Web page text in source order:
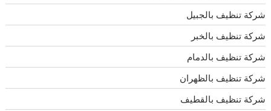
شركة تنظيف بالجبيل
شركة تنظيف بالخبر
شركة تنظيف بالدمام
شركة تنظيف بالظهران
شركة تنظيف بالقطيف